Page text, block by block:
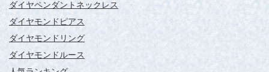
ダイヤペンダントネックレス
ダイヤモンドピアス
ダイヤモンドリング
ダイヤモンドルース